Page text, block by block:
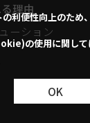
理由
ーション
の利便性向上のた
の使用に関して
OK